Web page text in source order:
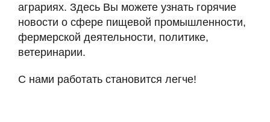
аграриях. Здесь Вы можете узнать горячие
новости о сфере пищевой промышленности,
фермерской деятельности, политике,
ветеринарии.
С нами работать становится легче!